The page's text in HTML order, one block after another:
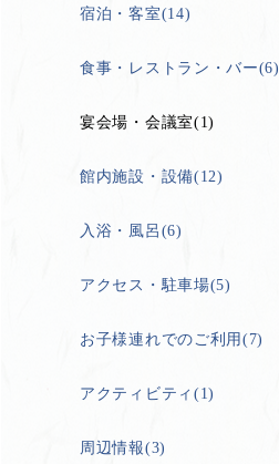
宿泊・客室(14)
食事・レストラン・バー(6)
宴会場・会議室(1)
館内施設・設備(12)
入浴・風呂(6)
アクセス・駐車場(5)
お子様連れでのご利用(7)
アクティビティ(1)
周辺情報(3)